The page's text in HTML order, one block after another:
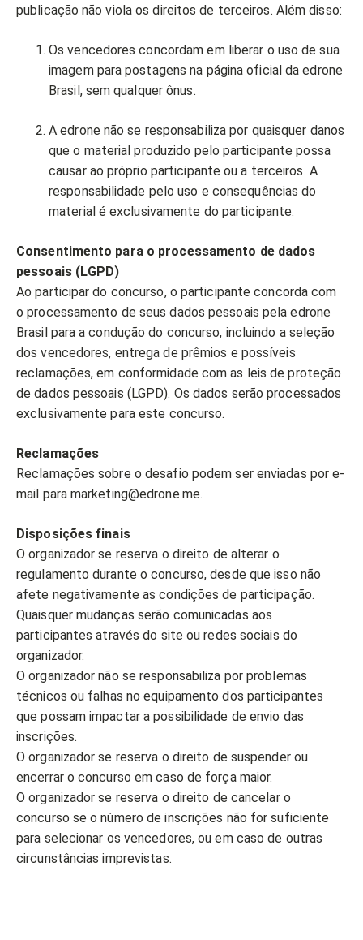
publicação não viola os direitos de terceiros. Além disso:
Os vencedores concordam em liberar o uso de sua
imagem para postagens na página oficial da edrone
Brasil, sem qualquer ônus.
A edrone não se responsabiliza por quaisquer danos
que o material produzido pelo participante possa
causar ao próprio participante ou a terceiros. A
responsabilidade pelo uso e consequências do
material é exclusivamente do participante.
Consentimento para o processamento de dados
pessoais (LGPD)
Ao participar do concurso, o participante concorda com
o processamento de seus dados pessoais pela edrone
Brasil para a condução do concurso, incluindo a seleção
dos vencedores, entrega de prêmios e possíveis
reclamações, em conformidade com as leis de proteção
de dados pessoais (LGPD). Os dados serão processados
exclusivamente para este concurso.
Reclamações
Reclamações sobre o desafio podem ser enviadas por e-
mail para marketing@edrone.me.
Disposições finais
O organizador se reserva o direito de alterar o
regulamento durante o concurso, desde que isso não
afete negativamente as condições de participação.
Quaisquer mudanças serão comunicadas aos
participantes através do site ou redes sociais do
organizador.
O organizador não se responsabiliza por problemas
técnicos ou falhas no equipamento dos participantes
que possam impactar a possibilidade de envio das
inscrições.
O organizador se reserva o direito de suspender ou
encerrar o concurso em caso de força maior.
O organizador se reserva o direito de cancelar o
concurso se o número de inscrições não for suficiente
para selecionar os vencedores, ou em caso de outras
circunstâncias imprevistas.